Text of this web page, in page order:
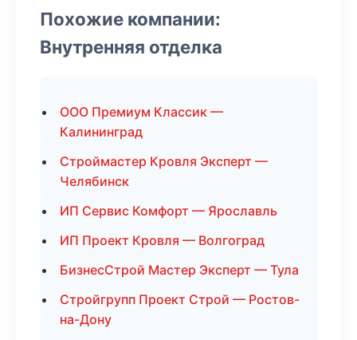
Похожие компании:
Внутренняя отделка
ООО Премиум Классик —
Калининград
Строймастер Кровля Эксперт —
Челябинск
ИП Сервис Комфорт — Ярославль
ИП Проект Кровля — Волгоград
БизнесСтрой Мастер Эксперт — Тула
Стройгрупп Проект Строй — Ростов-
на-Дону